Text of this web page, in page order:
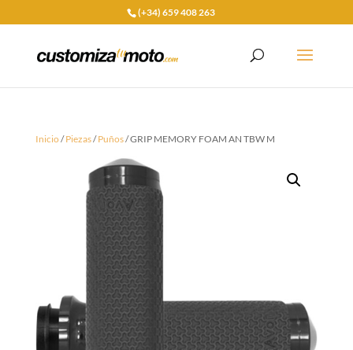
(+34) 659 408 263
Inicio/Piezas/Puños/ GRIP MEMORY FOAM AN TBW M